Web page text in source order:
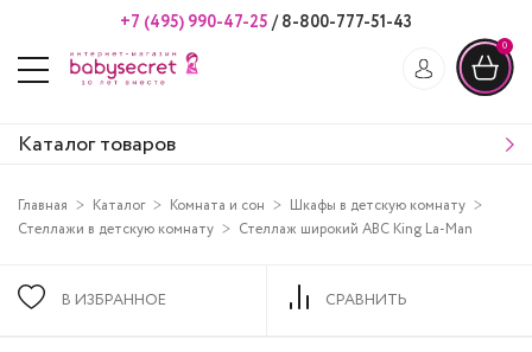
+7 (495) 990-47-25 /8-800-777-51-43
0
Каталог товаров
Главная Каталог Комната и сон
Шкафы в детскую комнату
Стеллажи в детскую комнату
Стеллаж широкий ABC King La-Man
В ИЗБРАННОЕ СРАВНИТЬ